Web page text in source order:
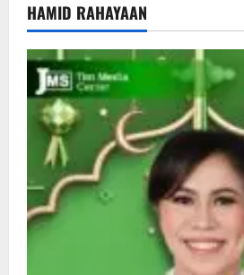
HAMID RAHAYAAN